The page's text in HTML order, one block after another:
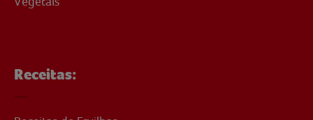
Receitas: